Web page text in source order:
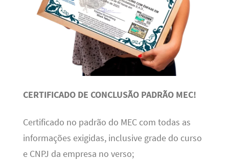
CERTIFICADO DE CONCLUSÃO PADRÃO MEC!
Certificado no padrão do MEC com todas as
informações exigidas, inclusive grade do curso
e CNPJ da empresa no verso;